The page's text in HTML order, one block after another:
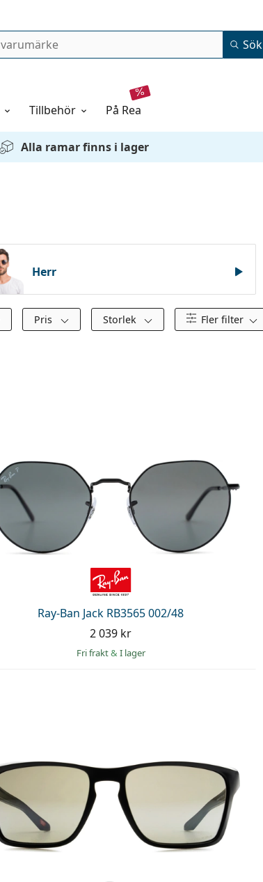
Sök
Tillbehör på rea
Alla ramar finns i lager
Herr
Pris Storlek Fler filter
Ray-Ban Jack RB3565 002/48
2 039 kr
Fri frakt& I lager